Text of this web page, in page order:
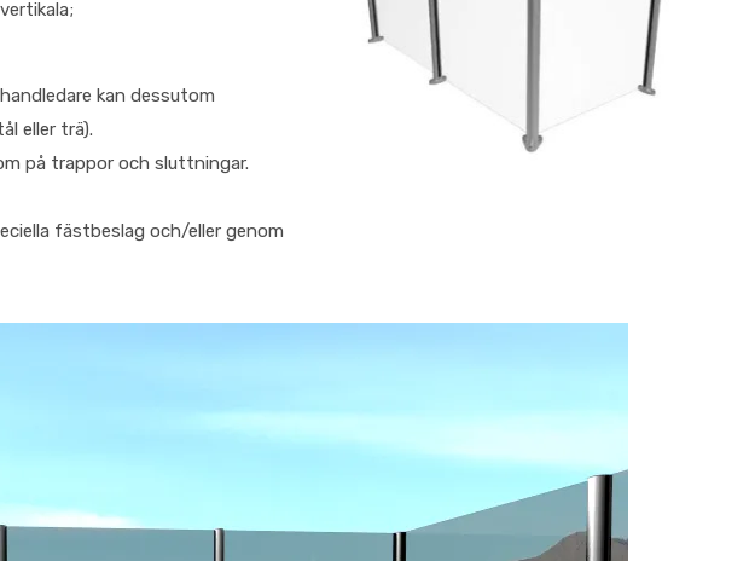
kan dessutom
eller trä).
på trappor och sluttningar.
fästbeslag och/eller genom